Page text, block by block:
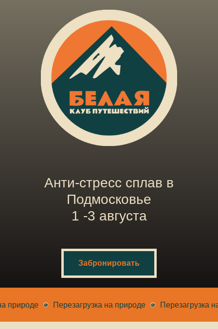
Анти-стресс сплав в
Подмосковье
1 -3 августа
Забронировать
Перезагрузка на природе Перезагрузка на